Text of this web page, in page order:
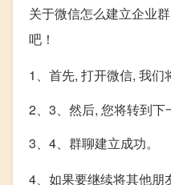
关于微信怎么建立企业
吧！
1、首先, 打开微信, 我们
2、3、然后, 您将转到下
3、4、群聊建立成功。
4、如果要继续将其他朋